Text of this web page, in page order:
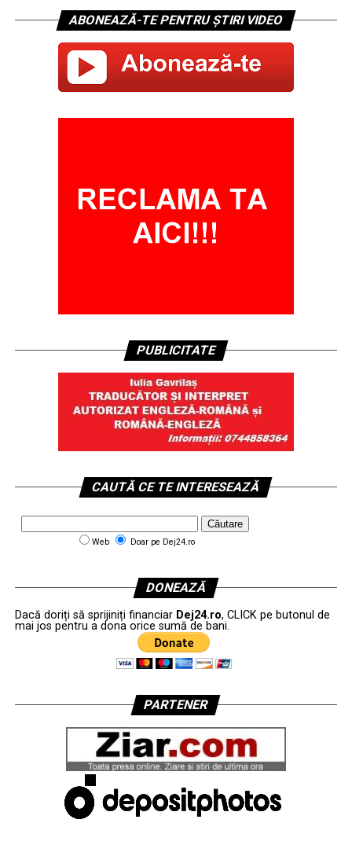
ABONEAZĂ-TE PENTRU ȘTIRI VIDEO
PUBLICITATE
CAUTĂ CE TE INTERESEAZĂ
Web Doar pe Dej24.ro
DONEAZĂ
Dacă doriți să sprijiniți financiar Dej24.ro, CLICK pe butonul de
mai jos pentru a dona orice sumă de bani.
PARTENER